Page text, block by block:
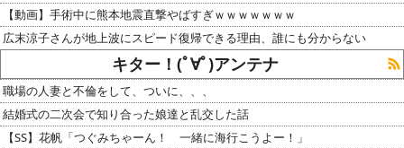
【動画】手術中に熊本地震直撃やばすぎｗｗｗｗｗｗｗ
広末涼子さんが地上波にスピード復帰できる理由、誰にも分からない
キター！(ﾟ∀ﾟ)アンテナ
職場の人妻と不倫をして、ついに、、、
結婚式の二次会で知り合った娘達と乱交した話
【SS】花帆「つぐみちゃーん！ 一緒に海行こうよー！」